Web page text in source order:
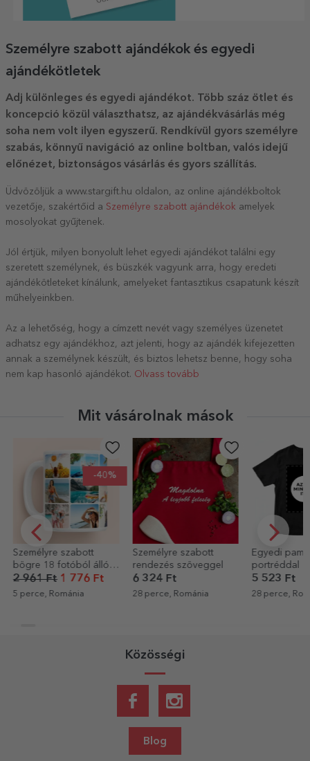
Személyre szabott ajándékok és egyedi
ajándékötletek
Adj különleges és egyedi ajándékot. Több száz ötlet és
koncepció közül választhatsz, az ajándékvásárlás még
soha nem volt ilyen egyszerű. Rendkívül gyors személyre
szabás, könnyű navigáció az online boltban, valós idejű
előnézet, biztonságos vásárlás és gyors szállítás.
Üdvözöljük a www.stargift.hu oldalon, az online ajándékboltok
vezetője, szakértőid a Személyre szabott ajándékok amelyek
mosolyokat gyűjtenek.
Jól értjük, milyen bonyolult lehet egyedi ajándékot találni egy
szeretett személynek, és büszkék vagyunk arra, hogy eredeti
ajándékötleteket kínálunk, amelyeket fantasztikus csapatunk készít
műhelyeinkben.
Az a lehetőség, hogy a címzett nevét vagy személyes üzenetet
adhatsz egy ajándékhoz, azt jelenti, hogy az ajándék kifejezetten
annak a személynek készült, és biztos lehetsz benne, hogy soha
nem kap hasonló ajándékot. Olvass tovább
Mit vásárolnak mások
-40%
Személyre szabott
bögre 18 fotóból álló
kollázzsal
2 961 Ft1 776 Ft
5 perce, Románia
Személyre szabott
rendezés szöveggel
6 324 Ft
28 perce, Románia
Egyedi
portréddal
5 523 Ft
28 perce,
Közösségi
Blog